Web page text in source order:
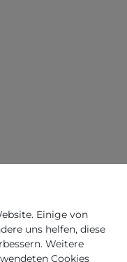
Einige von
uns helfen, diese
Weitere
Cookies